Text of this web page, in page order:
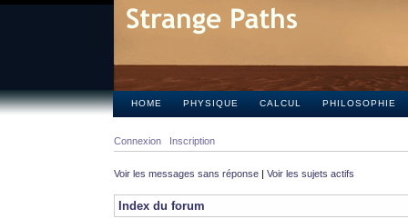
HOME PHYSIQUE CALCUL PHILOSOPHIE
Connexion Inscription
Voir les messages sans réponse | Voir les sujets actifs
Index du forum